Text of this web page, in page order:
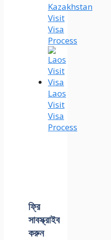
Kazakhstan
Visit
Visa
Process
Laos
Visit
Visa
Process
ফ্রি
সাবস্ক্রাইব
করুন